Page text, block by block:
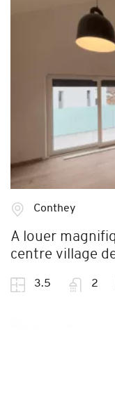
Conthey
A louer
centre village
3.5 2